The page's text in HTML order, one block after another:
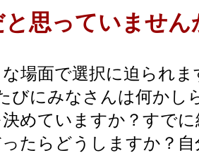
思っていません
場面で選択に迫られ
にみなさんは何かし
めていますか？ すでに
たらどうしますか？自